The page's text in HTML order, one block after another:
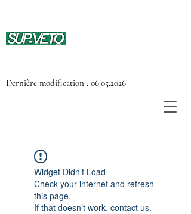
Dernière modification : 06.05.2026
Widget Didn’t Load
Check your internet and refresh
this page.
If that doesn’t work, contact us.